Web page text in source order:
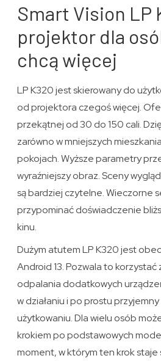
Smart Vision LP
projektor dla
chcą więcej
LP K320 jest skierowany do
od projektora czegoś więcej.
przekątnej od 30 do 150 cali.
zarówno w mniejszych
pokojach. Wyższe parametry
wyraźniejszy obraz. Sceny
są bardziej czytelne. Wieczorne
przypominać doświadczenie
kinu.
Dużym atutem LP K320 jest
Android 13. Pozwala to korzystać
odpalania dodatkowych
w działaniu i po prostu
użytkowaniu. Dla wielu osób
krokiem po podstawowych
moment, w którym ten krok staje